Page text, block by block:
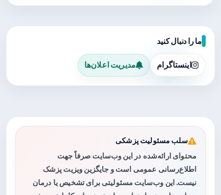
ما را دنبال کنید
اینستاگرام مدیریت اعلان‌ها
سلب مسئولیت پزشکی
محتوای ارائه‌شده در این وب‌سایت صرفاً جهت
اطلاع‌رسانی عمومی است و جایگزین ویزیت پزشک
نیست. این وب‌سایت مسئولیتی برای تشخیص یا درمان